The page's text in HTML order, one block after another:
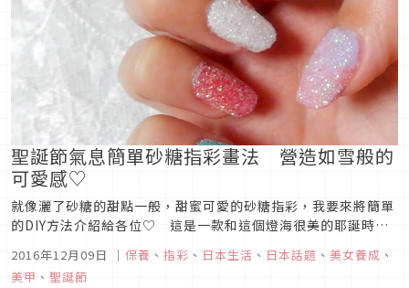
聖誕節氣息簡單砂糖指彩畫法 營造如雪般的
可愛感♡
就像灑了砂糖的甜點一般，甜蜜可愛的砂糖指彩，我要來將簡單
的DIY方法介紹給各位♡ 這是一款和這個燈海很美的耶誕時期
以完成，所以對荷包來說也很NICE！
2016年12月09日 ｜ 保養 、 指彩 、 日本生活 、 日本話題 、 美女養成 、
美甲 、 聖誕節